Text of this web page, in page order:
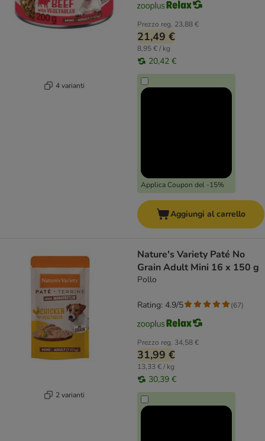
4 varianti
Prezzo reg. 23,88 €
21,49 €
8,95 € / kg
20,42 €
Applica Coupon del -15%
Aggiungi al carrello
2 varianti
Nature's Variety Paté No
Grain Adult Mini 16 x 150 g
Pollo
Prezzo reg. 34,58 €
31,99 €
13,33 € / kg
30,39 €
Rating: 4.9/5 (67)